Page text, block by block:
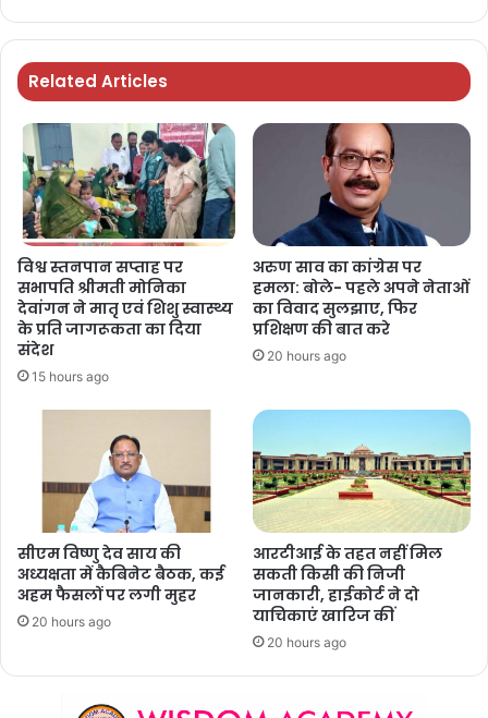
Related Articles
विश्व स्तनपान सप्ताह पर
सभापति श्रीमती मोनिका
देवांगन ने मातृ एवं शिशु स्वास्थ्य
के प्रति जागरूकता का दिया
संदेश
15 hours ago
अरुण साव का कांग्रेस पर
हमला: बोले- पहले अपने नेताओं
का विवाद सुलझाए, फिर
प्रशिक्षण की बात करे
20 hours ago
सीएम विष्णु देव साय की
अध्यक्षता में कैबिनेट बैठक, कई
अहम फैसलों पर लगी मुहर
20 hours ago
आरटीआई के तहत नहीं मिल
सकती किसी की निजी
जानकारी, हाईकोर्ट ने दो
याचिकाएं खारिज कीं
20 hours ago